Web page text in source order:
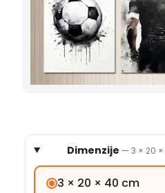
Dimenzije —3 × 20
3 × 20 × 40 cm